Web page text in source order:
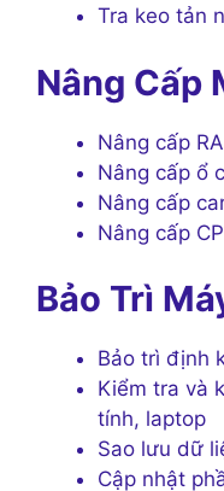
Tra keo tản
Nâng Cấp
Nâng cấp
Nâng cấp ổ
Nâng cấp
Nâng cấp
Bảo Trì
Bảo trì định
Kiểm tra và
tính, laptop
Sao lưu dữ
Cập nhật